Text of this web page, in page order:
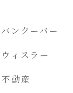
ンクーバー
ィスラー
動産